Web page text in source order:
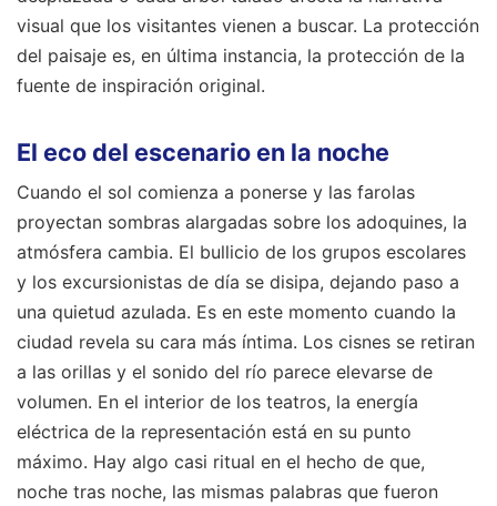
visual que los visitantes vienen a buscar. La protección
del paisaje es, en última instancia, la protección de la
fuente de inspiración original.
El eco del escenario en la noche
Cuando el sol comienza a ponerse y las farolas
proyectan sombras alargadas sobre los adoquines, la
atmósfera cambia. El bullicio de los grupos escolares
y los excursionistas de día se disipa, dejando paso a
una quietud azulada. Es en este momento cuando la
ciudad revela su cara más íntima. Los cisnes se retiran
a las orillas y el sonido del río parece elevarse de
volumen. En el interior de los teatros, la energía
eléctrica de la representación está en su punto
máximo. Hay algo casi ritual en el hecho de que,
noche tras noche, las mismas palabras que fueron